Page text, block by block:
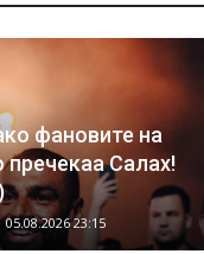
фановите на
пречекаа Салах!
05.08.2026 23:15